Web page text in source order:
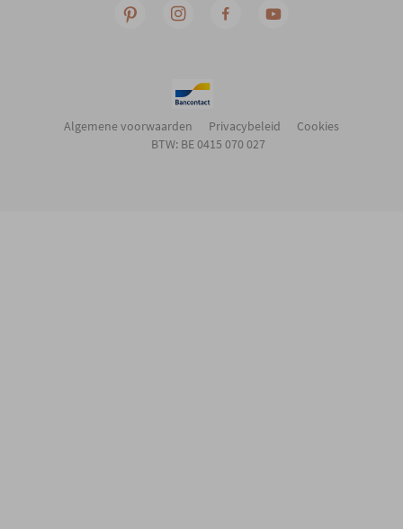
Algemene voorwaarden Privacybeleid
Cookies
BTW: BE 0415 070 027